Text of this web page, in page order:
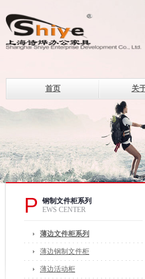
首页 关
设计理念
P
钢制文件柜系列
EWS CENTER
薄边文件柜系列
薄边钢制文件柜
薄边活动柜